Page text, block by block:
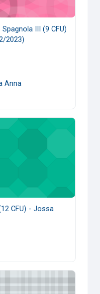
III (9 CFU)
2023)
Anna
CFU) - Jossa Stefano (A.A.
CFU) - Jossa
Inglese (9 CFU) -